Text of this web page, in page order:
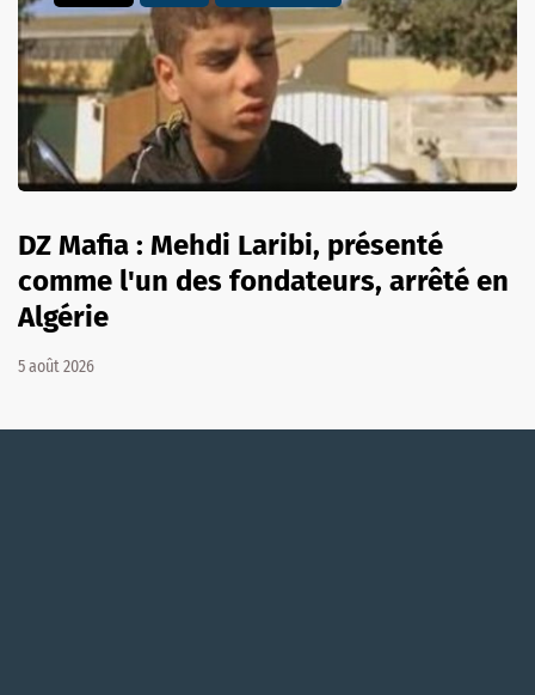
DZ Mafia : Mehdi Laribi, présenté
comme l'un des fondateurs, arrêté en
Algérie
5 août 2026